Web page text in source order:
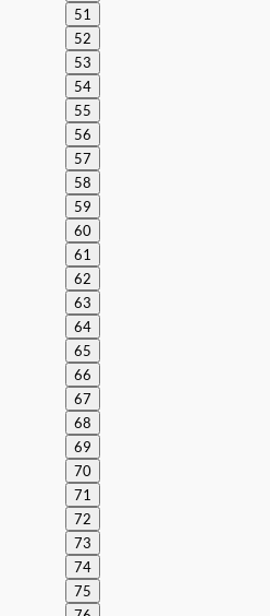
51
52
53
54
55
56
57
58
59
60
61
62
63
64
65
66
67
68
69
70
71
72
73
74
75